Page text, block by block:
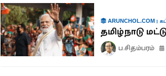
ARUNCHOL.COM|
தமிழ்நாடு
ப.சிதம்பரம்